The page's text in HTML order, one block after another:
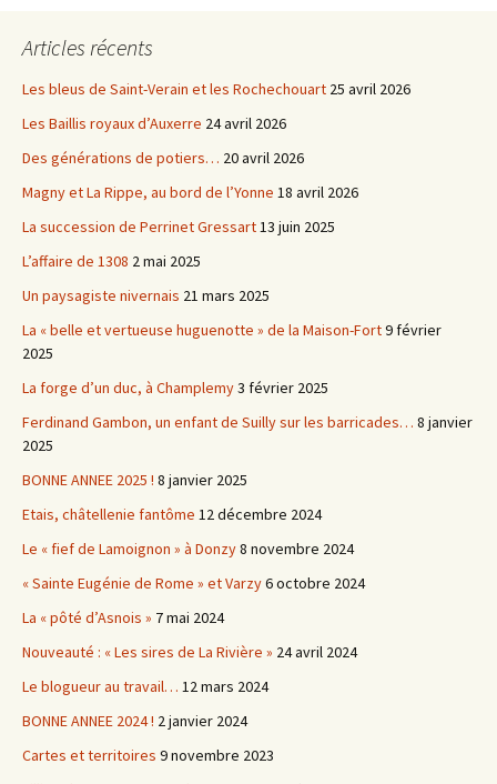
Articles récents
Les bleus de Saint-Verain et les Rochechouart 25 avril 2026
Les Baillis royaux d’Auxerre 24 avril 2026
Des générations de potiers… 20 avril 2026
Magny et La Rippe, au bord de l’Yonne 18 avril 2026
La succession de Perrinet Gressart13 juin 2025
L’affaire de 1308 2 mai 2025
Un paysagiste nivernais 21 mars 2025
La « belle et vertueuse huguenotte » de la Maison-Fort9 février
2025
La forge d’un duc, à Champlemy3 février 2025
Ferdinand Gambon, un enfant de Suilly sur les barricades… 8 janvier
2025
BONNE ANNEE 2025 ! 8 janvier 2025
Etais, châtellenie fantôme 12 décembre 2024
Le « fief de Lamoignon » à Donzy8 novembre 2024
« Sainte Eugénie de Rome » et Varzy6 octobre 2024
La « pôté d’Asnois » 7 mai 2024
Nouveauté : « Les sires de La Rivière » 24 avril 2024
Le blogueur au travail… 12 mars 2024
BONNE ANNEE 2024 ! 2 janvier 2024
Cartes et territoires 9 novembre 2023